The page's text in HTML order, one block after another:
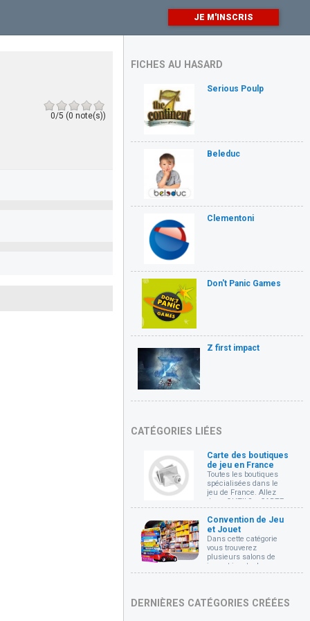
JE M'INSCRIS
0/5 (0 note(s))
FICHES AU HASARD
Serious Poulp
Beleduc
Clementoni
Don't Panic Games
Z first impact
CATÉGORIES LIÉES
Carte des boutiques
de jeu en France
Toutes les boutiques
spécialisées dans le
jeu de France. Allez
dans OUTILS... CARTE
DES FICHES pour voir la
carte cliquable de
toutes les boutiques.
Convention de Jeu
et Jouet
Dans cette catégorie
vous trouverez
plusieurs salons de
jeux et jouets de
différents types et leurs
DERNIÈRES CATÉGORIES CRÉÉES